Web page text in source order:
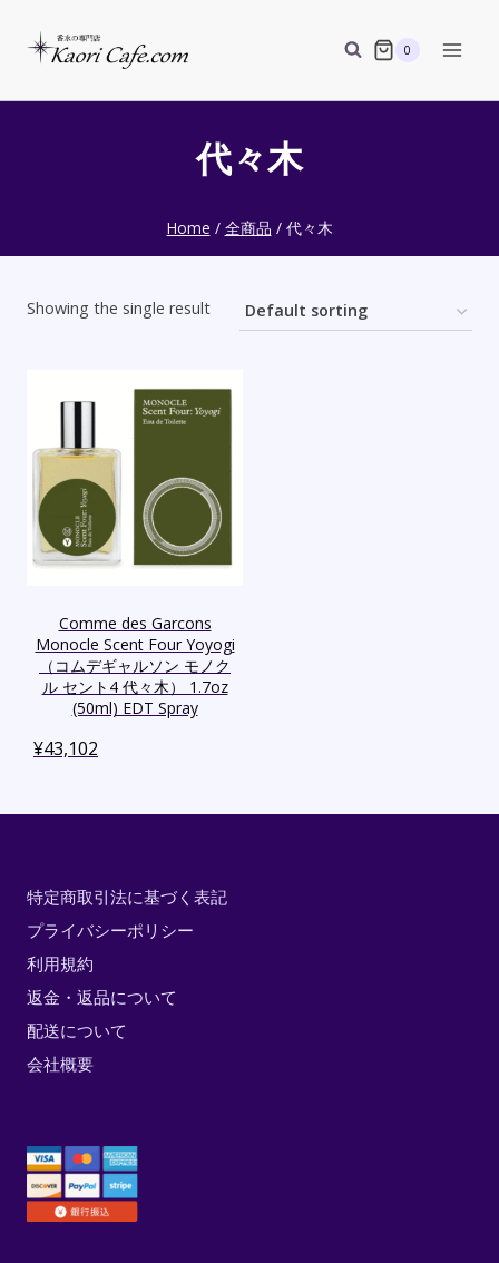
0
代々木
Home / 全商品 / 代々木
Showing the single result
Comme des Garcons
Monocle Scent Four Yoyogi
（コムデギャルソン モノク
ル セント4 代々木） 1.7oz
(50ml) EDT Spray
¥43,102
特定商取引法に基づく表記
プライバシーポリシー
利用規約
返金・返品について
配送について
会社概要